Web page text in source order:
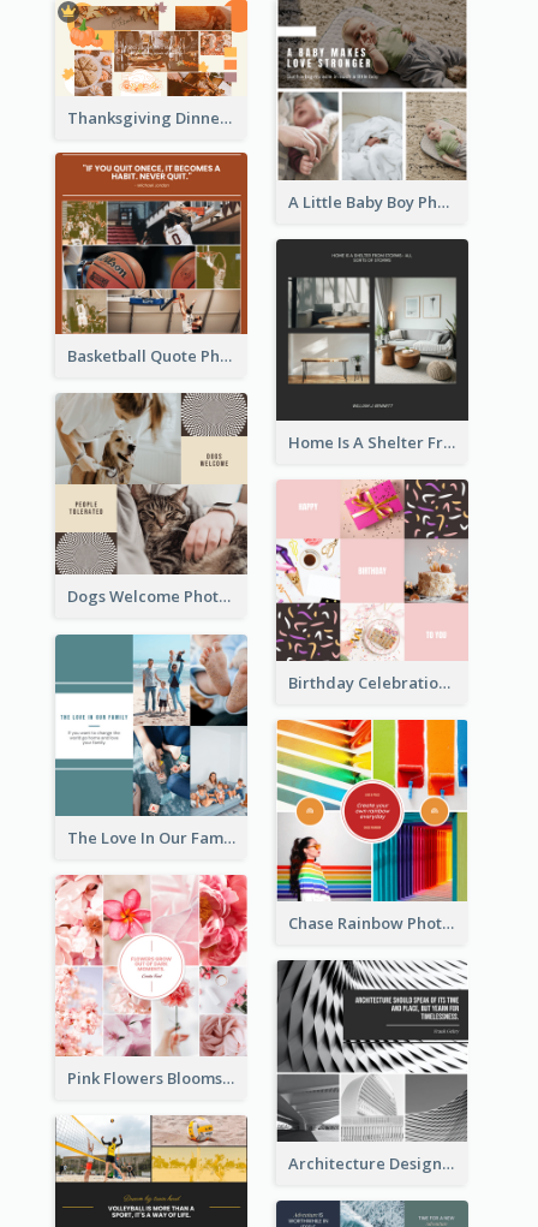
Thanksgiving Dinner Collage
A Little Baby Boy Photo Collage
Basketball Quote Photo Collage
Home Is A Shelter From Storm Photo Collage
Dogs Welcome Photo Collage
Birthday Celebration Cakes Photo Collage
The Love In Our Family Photo Collage
Chase Rainbow Photo Collage
Pink Flowers Blooms Photo Collage
Architecture Design Photo Collage